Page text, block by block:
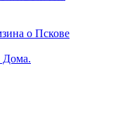
о Пскове
Дома.